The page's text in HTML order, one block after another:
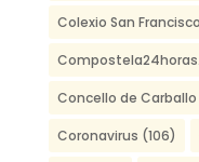
Colexio San
Concello de Carballo
Coronavirus (106)